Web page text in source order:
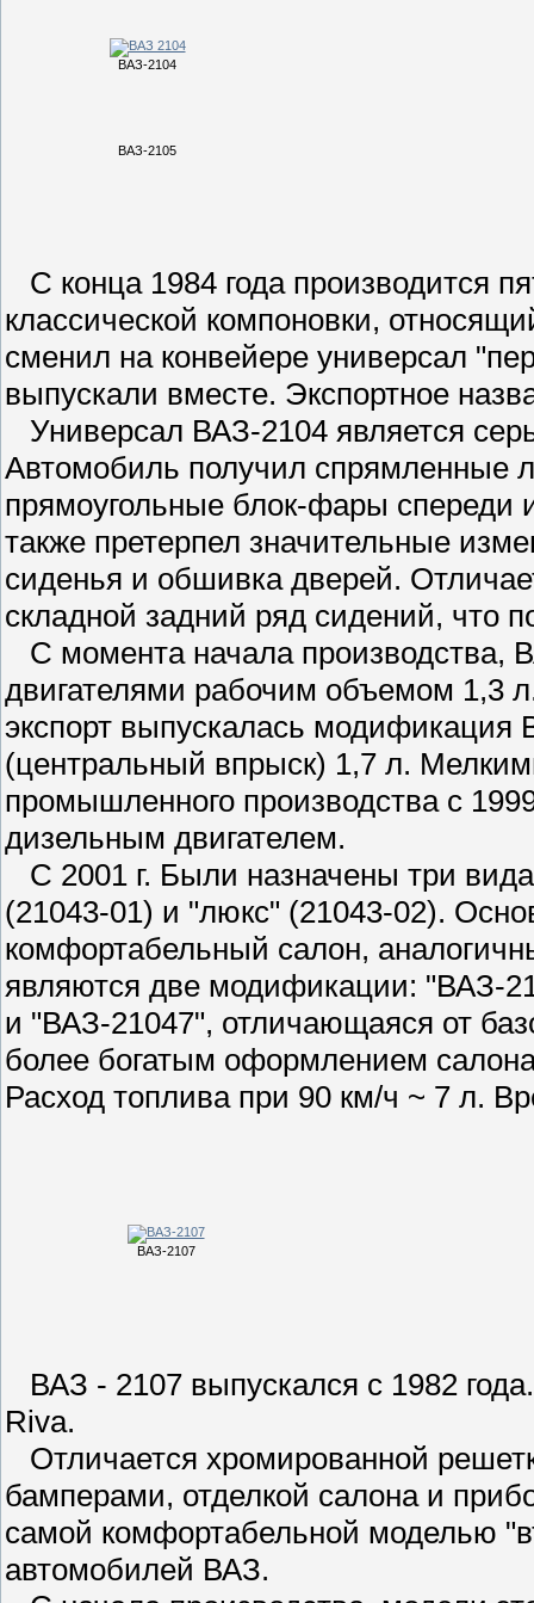
ВАЗ-2104
ВАЗ-2105
С конца 1984 года производится
классической компоновки,
сменил на конвейере универсал
выпускали вместе. Экспортное
Универсал ВАЗ-2104 является
Автомобиль получил спрямленные
прямоугольные блок-фары
также претерпел значительные
сиденья и обшивка дверей.
складной задний ряд сидений, что
С момента начала производства,
двигателями рабочим объемом 1,3
экспорт выпускалась
(центральный впрыск) 1,7 л.
промышленного производства с
дизельным двигателем.
С 2001 г. Были назначены три
(21043-01) и "люкс" (21043-02).
комфортабельный салон,
являются две модификации: "ВАЗ-
и "ВАЗ-21047", отличающаяся от
более богатым оформлением
Расход топлива при 90 км/ч ~ 7 л.
ВАЗ-2107
ВАЗ - 2107 выпускался с 1982
Riva.
Отличается хромированной
бамперами, отделкой салона и
самой комфортабельной моделью
автомобилей ВАЗ.